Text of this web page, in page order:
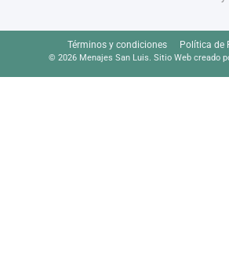
Términos y condiciones Política de
© 2026 Menajes San Luis. Sitio Web creado